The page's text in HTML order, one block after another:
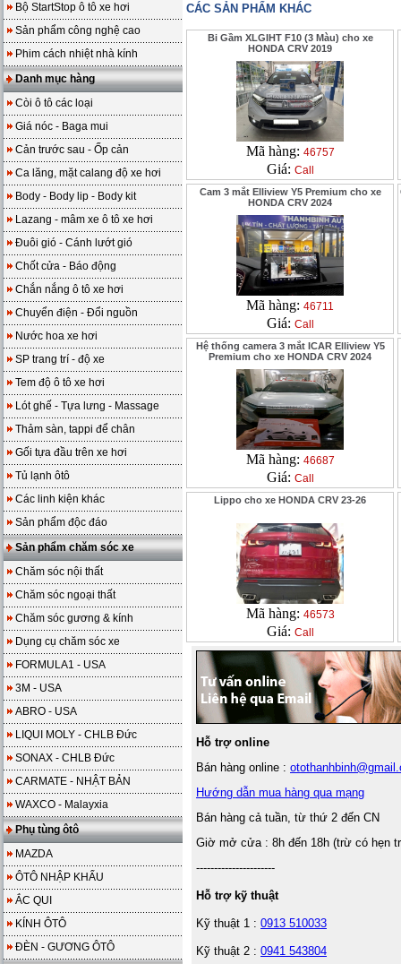
Bộ StartStop ô tô xe hơi
Sản phẩm công nghệ cao
Phim cách nhiệt nhà kính
Danh mục hàng
Còi ô tô các loại
Giá nóc - Baga mui
Cản trước sau - Ốp cản
Ca lăng, mặt calang độ xe hơi
Body - Body lip - Body kit
Lazang - mâm xe ô tô xe hơi
Đuôi gió - Cánh lướt gió
Chốt cửa - Báo động
Chắn nắng ô tô xe hơi
Chuyển điện - Đổi nguồn
Nước hoa xe hơi
SP trang trí - độ xe
Tem độ ô tô xe hơi
Lót ghế - Tựa lưng - Massage
Thảm sàn, tappi để chân
Gối tựa đầu trên xe hơi
Tủ lạnh ôtô
Các linh kiện khác
Sản phẩm độc đáo
Sản phẩm chăm sóc xe
Chăm sóc nội thất
Chăm sóc ngoại thất
Chăm sóc gương & kính
Dụng cụ chăm sóc xe
FORMULA1 - USA
3M - USA
ABRO - USA
LIQUI MOLY - CHLB Đức
SONAX - CHLB Đức
CARMATE - NHẬT BẢN
WAXCO - Malayxia
Phụ tùng ôtô
MAZDA
ÔTÔ NHẬP KHẨU
ẮC QUI
KÍNH ÔTÔ
ĐÈN - GƯƠNG ÔTÔ
CÁC SẢN PHẨM KHÁC
Bi Gầm XLGIHT F10 (3 Màu) cho xe
HONDA CRV 2019
Mã hàng: 46757
Giá: Call
Cam 3 mắt Elliview Y5 Premium cho xe
HONDA CRV 2024
Mã hàng: 46711
Giá: Call
Hệ thống camera 3 mắt ICAR Elliview Y5
Premium cho xe HONDA CRV 2024
Mã hàng: 46687
Giá: Call
Lippo cho xe HONDA CRV 23-26
Mã hàng: 46573
Giá: Call
Hỗ trợ online
Bán hàng online :
Hướng dẫn mua hàng qua mạng
Bán hàng cả tuần, từ thứ 2 đến CN
Giờ mở cửa : 8h đến 18h (trừ có hẹn
----------------------
Hỗ trợ kỹ thuật
Kỹ thuật 1 : 0913 510033
Kỹ thuật 2 : 0941 543804